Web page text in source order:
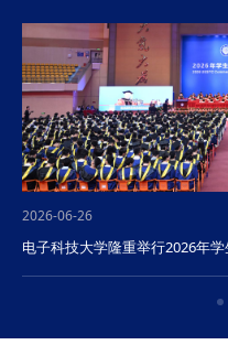
2026-06-26
电子科技大学隆重举行2026年